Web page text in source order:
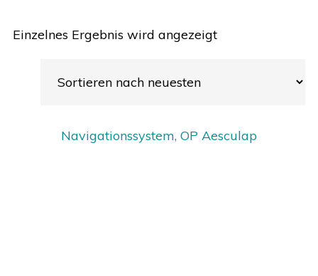
Einzelnes Ergebnis wird angezeigt
Navigationssystem, OP Aesculap